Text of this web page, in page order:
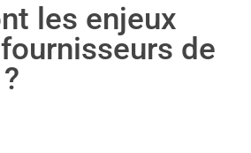
les enjeux
de